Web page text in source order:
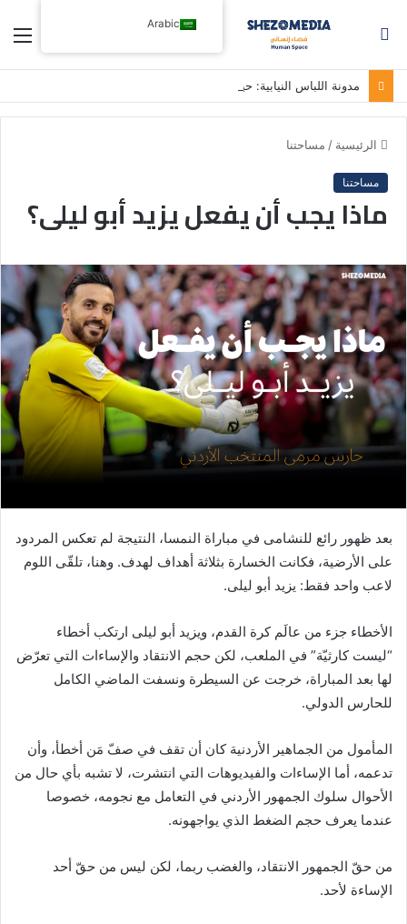
مدونة اللباس النيابية: حين تصبح الوصاية بديلاً عن معالجة الأزمات
الرئيسية / مساحتنا
مساحتنا
ماذا يجب أن يفعل يزيد أبو ليلى؟
بعد ظهور رائع للنشامى في مباراة النمسا، النتيجة لم تعكس المردود
على الأرضية، فكانت الخسارة بثلاثة أهداف لهدف. وهنا، تلقّى اللوم
لاعب واحد فقط: يزيد أبو ليلى.
الأخطاء جزء من عالَم كرة القدم، ويزيد أبو ليلى ارتكب أخطاء
“ليست كارثيّة” في الملعب، لكن حجم الانتقاد والإساءات التي تعرّض
لها بعد المباراة، خرجت عن السيطرة ونسفت الماضي الكامل
للحارس الدولي.
المأمول من الجماهير الأردنية كان أن تقف في صفّ مَن أخطأ، وأن
تدعمه، أما الإساءات والفيديوهات التي انتشرت، لا تشبه بأي حال من
الأحوال سلوك الجمهور الأردني في التعامل مع نجومه، خصوصا
عندما يعرف حجم الضغط الذي يواجهونه.
من حقّ الجمهور الانتقاد، والغضب ربما، لكن ليس من حقّ أحد
الإساءة لأحد.
Arabic